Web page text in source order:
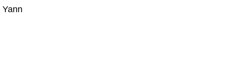
Yann